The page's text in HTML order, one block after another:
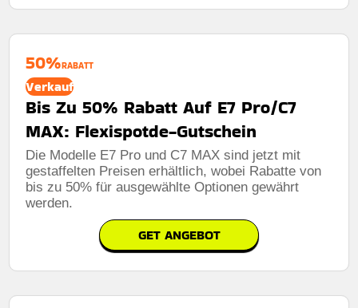
50%RABATT
Verkauf
Bis Zu 50% Rabatt Auf E7 Pro/C7
MAX: Flexispotde-Gutschein
Die Modelle E7 Pro und C7 MAX sind jetzt mit
gestaffelten Preisen erhältlich, wobei Rabatte von
bis zu 50% für ausgewählte Optionen gewährt
werden.
GET ANGEBOT